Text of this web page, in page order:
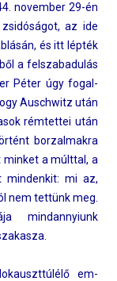
novemb­er 29-én
az ide
és itt lépték
a felszabadulás
Péter úgy fogal­
Auschwitz után
rém­tettei után
bor­zalmak­ra
a múlttal, a
min­denkit: mi az,
nem tettünk meg.
min­dannyiunk
em­